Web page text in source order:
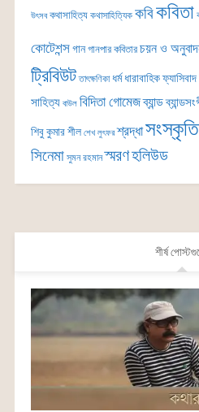
উৎসব কথাসাহিত্য কথাসাহিত্যিক কবিকবিতা
কোটেশন্সগান গানপার কবিতার চয়ন ও
ট্রিবিউট তাৎক্ষণিকা ধর্ম ধারাবাহিকফ্যাসিবাদ
সাহিত্য বাউল বিদিতা গোমেজব্যান্ড
শিবু কুমার শীল শেখ লুৎফর শ্রদ্ধাসংস্কৃতি
সিনেমা সুমন রহমান স্মরণহলিউড
শীর্ষ